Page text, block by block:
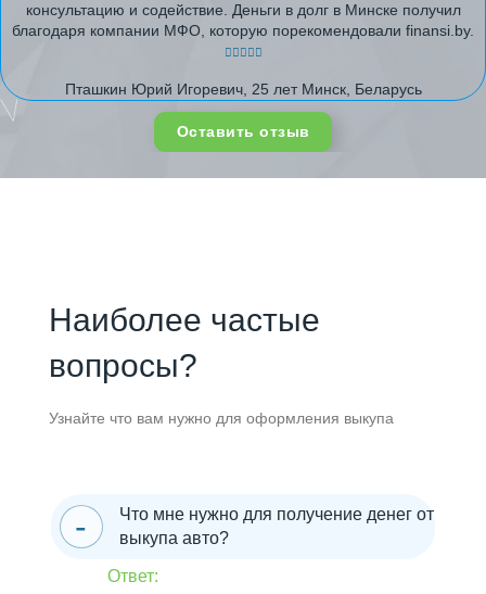
консультацию и содействие. Деньги в долг в Минске получил
благодаря компании МФО, которую порекомендовали finansi.by.
Пташкин Юрий Игоревич, 25 лет Минск, Беларусь
Оставить отзыв
Наиболее частые
вопросы?
Узнайте что вам нужно для оформления выкупа
Что мне нужно для получение денег от
выкупа авто?
Ответ: